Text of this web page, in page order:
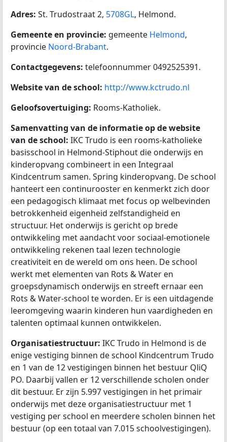
Adres: St. Trudostraat 2, 5708GL, Helmond.
Gemeente en provincie: gemeente Helmond,
provincie Noord-Brabant.
Contactgegevens: telefoonnummer 0492525391.
Website van de school: http://www.kctrudo.nl
Geloofsovertuiging: Rooms-Katholiek.
Samenvatting van de informatie op de website
van de school: IKC Trudo is een rooms-katholieke
basisschool in Helmond-Stiphout die onderwijs en
kinderopvang combineert in een Integraal
Kindcentrum samen. Spring kinderopvang. De school
hanteert een continurooster en kenmerkt zich door
een pedagogisch klimaat met focus op welbevinden
betrokkenheid eigenheid zelfstandigheid en
structuur. Het onderwijs is gericht op brede
ontwikkeling met aandacht voor sociaal-emotionele
ontwikkeling rekenen taal lezen technologie
creativiteit en de wereld om ons heen. De school
werkt met elementen van Rots & Water en
groepsdynamisch onderwijs en streeft ernaar een
Rots & Water-school te worden. Er is een uitdagende
leeromgeving waarin kinderen hun vaardigheden en
talenten optimaal kunnen ontwikkelen.
Organisatiestructuur: IKC Trudo in Helmond is de
enige vestiging binnen de school Kindcentrum Trudo
en 1 van de 12 vestigingen binnen het bestuur QliQ
PO. Daarbij vallen er 12 verschillende scholen onder
dit bestuur. Er zijn 5.997 vestigingen in het primair
onderwijs met deze organisatiestructuur met 1
vestiging per school en meerdere scholen binnen het
bestuur (op een totaal van 7.015 schoolvestigingen).